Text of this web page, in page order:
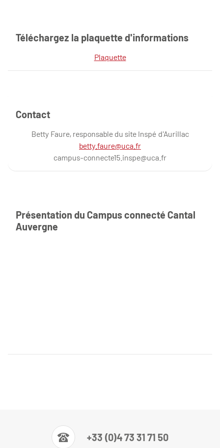
Téléchargez la plaquette d'informations
Plaquette
Contact
Betty Faure, responsable du site Inspé d'Aurillac
betty.faure@uca.fr
campus-connecte15.inspe@uca.fr
Présentation du Campus connecté Cantal
Auvergne
+33 (0)4 73 31 71 50